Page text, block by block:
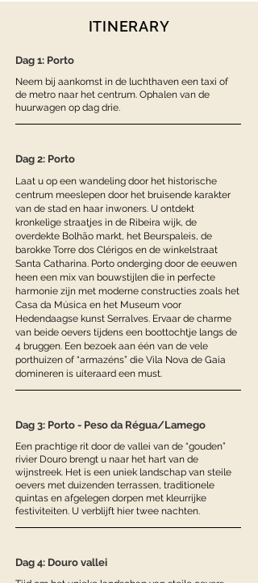
ITINERARY
Dag 1: Porto
Neem bij aankomst in de luchthaven een taxi of
de metro naar het centrum. Ophalen van de
huurwagen op dag drie.
Dag 2: Porto
Laat u op een wandeling door het historische
centrum meeslepen door het bruisende karakter
van de stad en haar inwoners. U ontdekt
kronkelige straatjes in de Ribeira wijk, de
overdekte Bolhão markt, het Beurspaleis, de
barokke Torre dos Clérigos en de winkelstraat
Santa Catharina. Porto onderging door de eeuwen
heen een mix van bouwstijlen die in perfecte
harmonie zijn met moderne constructies zoals het
Casa da Música en het Museum voor
Hedendaagse kunst Serralves. Ervaar de charme
van beide oevers tijdens een boottochtje langs de
4 bruggen. Een bezoek aan één van de vele
porthuizen of “armazéns” die Vila Nova de Gaia
domineren is uiteraard een must.
Dag 3: Porto - Peso da Régua/Lamego
Een prachtige rit door de vallei van de “gouden”
rivier Douro brengt u naar het hart van de
wijnstreek. Het is een uniek landschap van steile
oevers met duizenden terrassen, traditionele
quintas en afgelegen dorpen met kleurrijke
festiviteiten. U verblijft hier twee nachten.
Dag 4: Douro vallei